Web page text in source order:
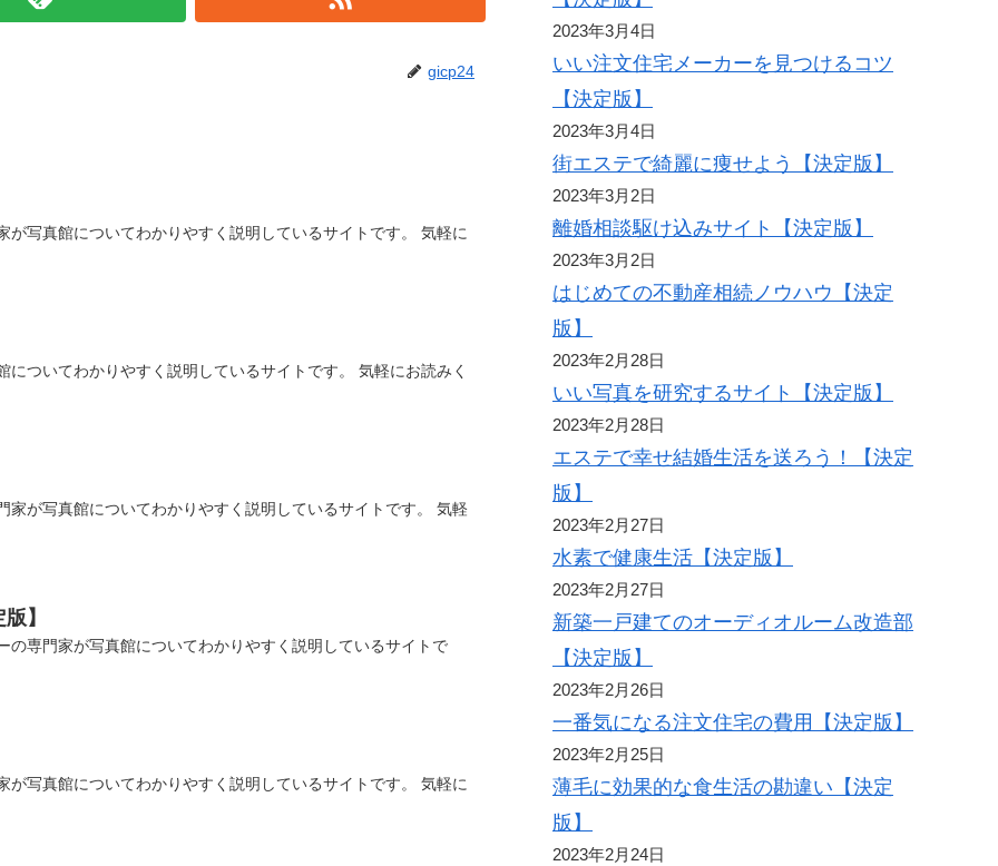
gicp24
写真館についてわかりやすく説明しているサイトです。 気軽に
ついてわかりやすく説明しているサイトです。 気軽にお読みく
が写真館についてわかりやすく説明しているサイトです。 気軽
】
専門家が写真館についてわかりやすく説明しているサイトで
写真館についてわかりやすく説明しているサイトです。 気軽に
2023年3月4日
いい注文住宅メーカーを見つけるコツ
【決定版】
2023年3月4日
街エステで綺麗に痩せよう【決定版】
2023年3月2日
離婚相談駆け込みサイト【決定版】
2023年3月2日
はじめての不動産相続ノウハウ【決定
版】
2023年2月28日
いい写真を研究するサイト【決定版】
2023年2月28日
エステで幸せ結婚生活を送ろう！【決定
版】
2023年2月27日
水素で健康生活【決定版】
2023年2月27日
新築一戸建てのオーディオルーム改造部
【決定版】
2023年2月26日
一番気になる注文住宅の費用【決定版】
2023年2月25日
薄毛に効果的な食生活の勘違い【決定
版】
2023年2月24日